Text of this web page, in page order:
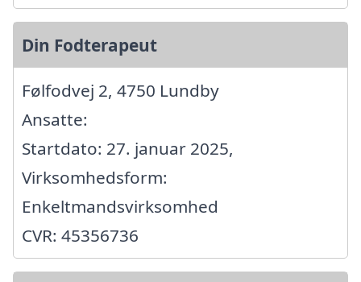
Din Fodterapeut
Følfodvej 2, 4750 Lundby
Ansatte:
Startdato: 27. januar 2025,
Virksomhedsform:
Enkeltmandsvirksomhed
CVR: 45356736